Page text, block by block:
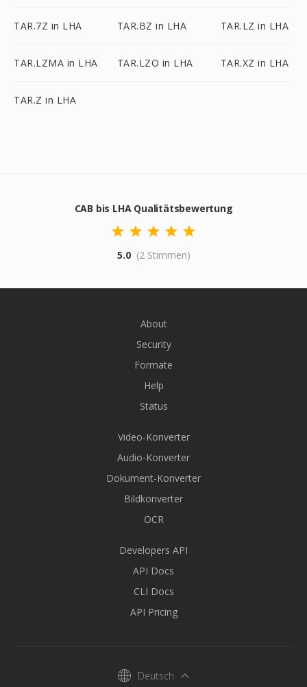
TAR.7Z in LHA TAR.BZ in LHA TAR.LZ in LHA
TAR.LZMA in LHA TAR.LZO in LHA TAR.XZ in LHA
TAR.Z in LHA
CAB bis LHA Qualitätsbewertung
5.0 (2 Stimmen)
About
Security
Formate
Help
Status
Video-Konverter
Audio-Konverter
Dokument-Konverter
Bildkonverter
OCR
Developers API
API Docs
CLI Docs
API Pricing
Deutsch